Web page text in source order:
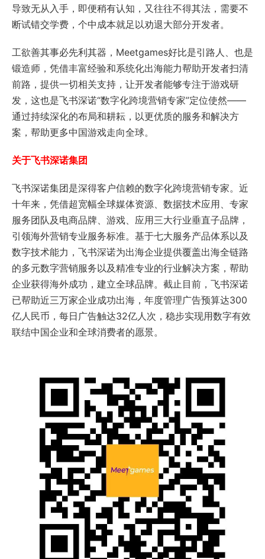
导致无从入手，即便稍有认知，又往往不得其法，需要不
断试错交学费，个中成本就足以劝退大部分开发者。
工欲善其事必先利其器，Meetgames好比是引路人、也是
锻造师，凭借丰富经验和系统化出海能力帮助开发者扫清
前路，提供一切相关支持，让开发者能够专注于游戏研
发，这也是飞书深诺“数字化跨境营销专家”定位使然——
通过持续深化的布局和耕耘，以更优质的服务和解决方
案，帮助更多中国游戏走向全球。
关于飞书深诺集团
飞书深诺集团是深得客户信赖的数字化跨境营销专家。近
十年来，凭借超宽幅全球媒体资源、数据技术应用、专家
服务团队及电商品牌、游戏、应用三大行业垂直子品牌，
引领海外营销专业服务标准。基于七大服务产品体系以及
数字技术能力，飞书深诺为出海企业提供覆盖出海全链路
的多元数字营销服务以及精准专业的行业解决方案，帮助
企业获得海外成功，建立全球品牌。截止目前，飞书深诺
已帮助近三万家企业成功出海，年度管理广告预算达300
亿人民币，每日广告触达32亿人次，稳步实现用数字有效
联结中国企业和全球消费者的愿景。